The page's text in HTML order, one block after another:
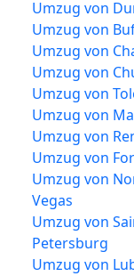
Umzug von
Umzug von
Umzug von
Umzug von
Umzug von
Umzug von
Umzug von
Umzug von
Umzug von
Vegas
Umzug von
Petersburg
Umzug von